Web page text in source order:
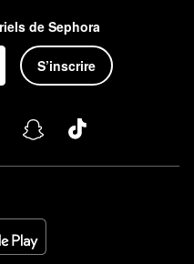
de Sephora
S’inscrire